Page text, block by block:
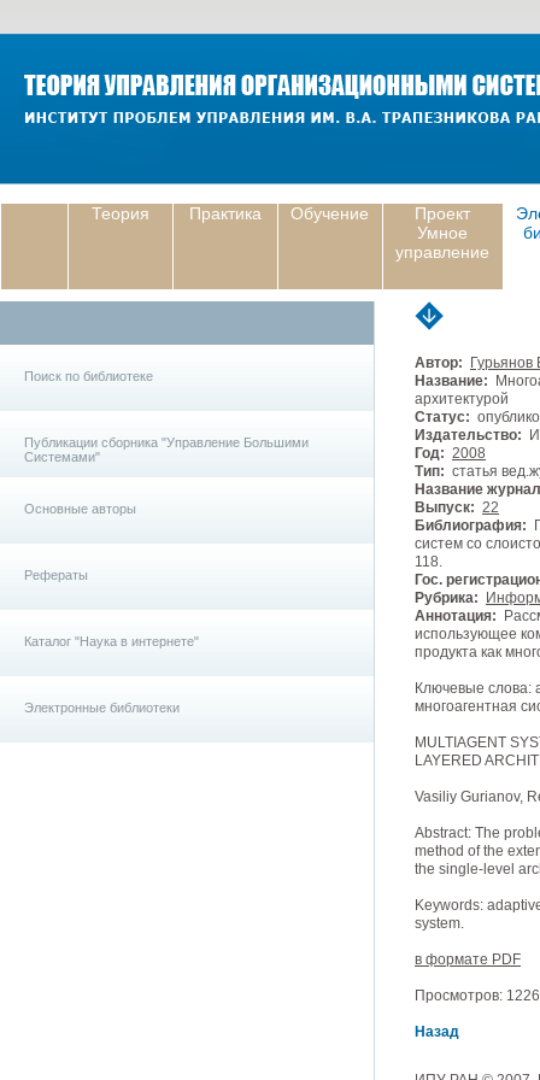
Теория Практика Обучение
Проект
Умное
управление
Поиск по библиотеке
Публикации сборника "Управление Большими
Системами"
Основные авторы
Рефераты
Каталог "Наука в интернете"
Электронные библиотеки
Автор:
Гурьянов
Название:
архитектурой
Статус:
Издательство:
Год: 2008
Тип: статья
Название
Выпуск: 22
Библиография:
систем со
118.
Гос.
Рубрика:
Аннотация:
использующее
продукта как
Ключевые слова:
многоагентная
MULTIAGENT
LAYERED
Vasiliy Gurianov,
Abstract: The
method of the
the single-level
Keywords:
system.
в формате PDF
Просмотров:
Назад